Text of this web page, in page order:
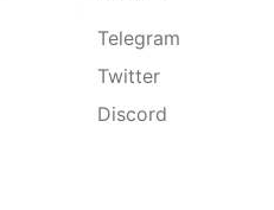
Telegram
Twitter
Discord